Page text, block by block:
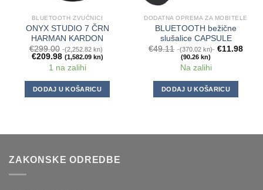
BLUETOOTH ZVUČNICI
ONYX STUDIO 7 ČRN
HARMAN KARDON
€299.00 (2,252.82 kn)
€209.98 (1,582.09 kn)
1 na zalihi
DODAJ U KOŠARICU
DODATNA OPREMA ZA MOBITELE
BLUETOOTH bežične
slušalice CAPSULE
€49.11 (370.02 kn) €11.98
(90.26 kn)
Na zalihi
DODAJ U KOŠARICU
ZAKONSKE ODREDBE